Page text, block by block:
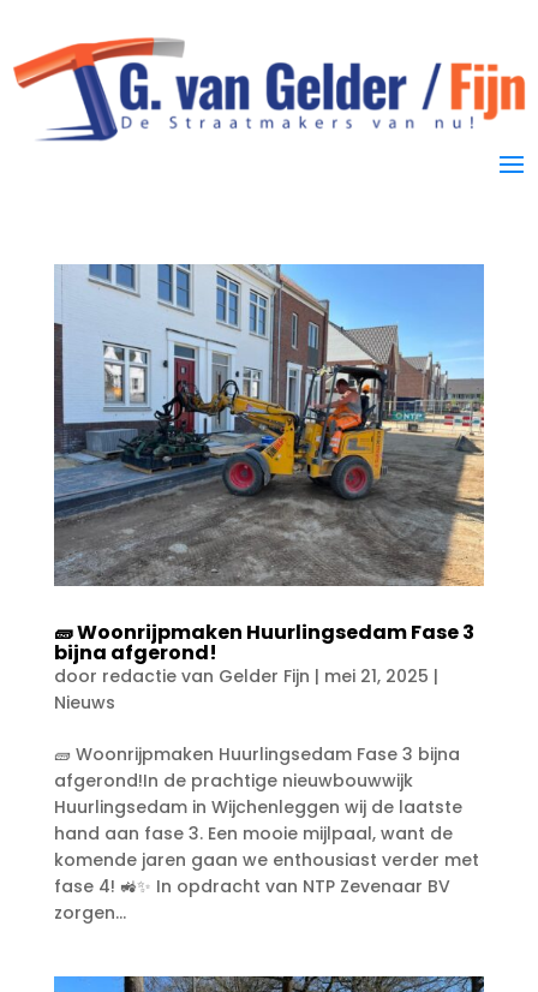
🧱 Woonrijpmaken Huurlingsedam Fase 3
bijna afgerond!
door redactie van Gelder Fijn | mei 21, 2025 |
Nieuws
🧱 Woonrijpmaken Huurlingsedam Fase 3 bijna
afgerond!In de prachtige nieuwbouwwijk
Huurlingsedam in Wijchenleggen wij de laatste
hand aan fase 3. Een mooie mijlpaal, want de
komende jaren gaan we enthousiast verder met
fase 4! 🚜✨ In opdracht van NTP Zevenaar BV
zorgen...